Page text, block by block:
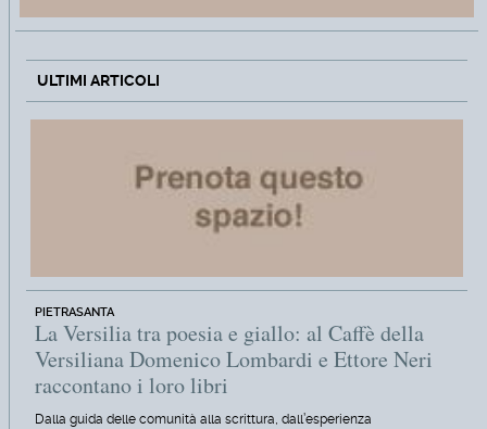
ULTIMI ARTICOLI
PIETRASANTA
La Versilia tra poesia e giallo: al Caffè della
Versiliana Domenico Lombardi e Ettore Neri
raccontano i loro libri
Dalla guida delle comunità alla scrittura, dall’esperienza